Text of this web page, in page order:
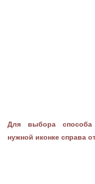
Для выбора способа
нужной иконке справа